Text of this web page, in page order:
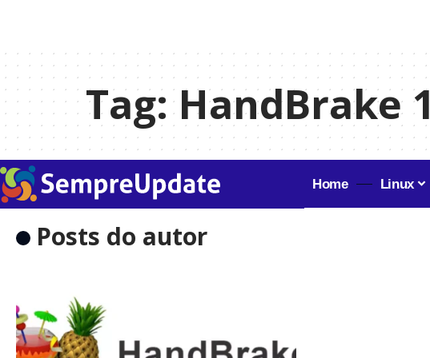
Tag:HandBrake
Home Linux
Posts do autor